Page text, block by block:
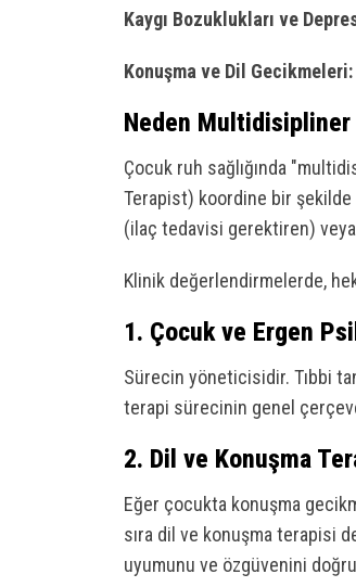
Kaygı Bozuklukları ve
Konuşma ve Dil Gecikmeleri:
Neden
Çocuk ruh sağlığında
Terapist) koordine bir şekilde
(ilaç tedavisi gerektiren)
Klinik değerlendirmelerde,
1. Çocuk ve Ergen
Sürecin yöneticisidir. Tıbbi
terapi sürecinin genel
2. Dil ve Konuşma
Eğer çocukta konuşma
sıra dil ve konuşma terapisi
uyumunu ve özgüvenini